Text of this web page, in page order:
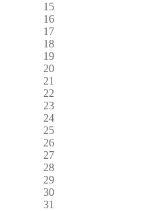
15
16
17
18
19
20
21
22
23
24
25
26
27
28
29
30
31